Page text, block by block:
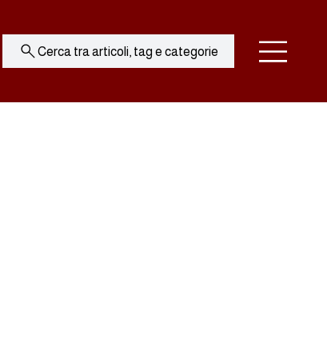
Cerca tra articoli, tag e categorie